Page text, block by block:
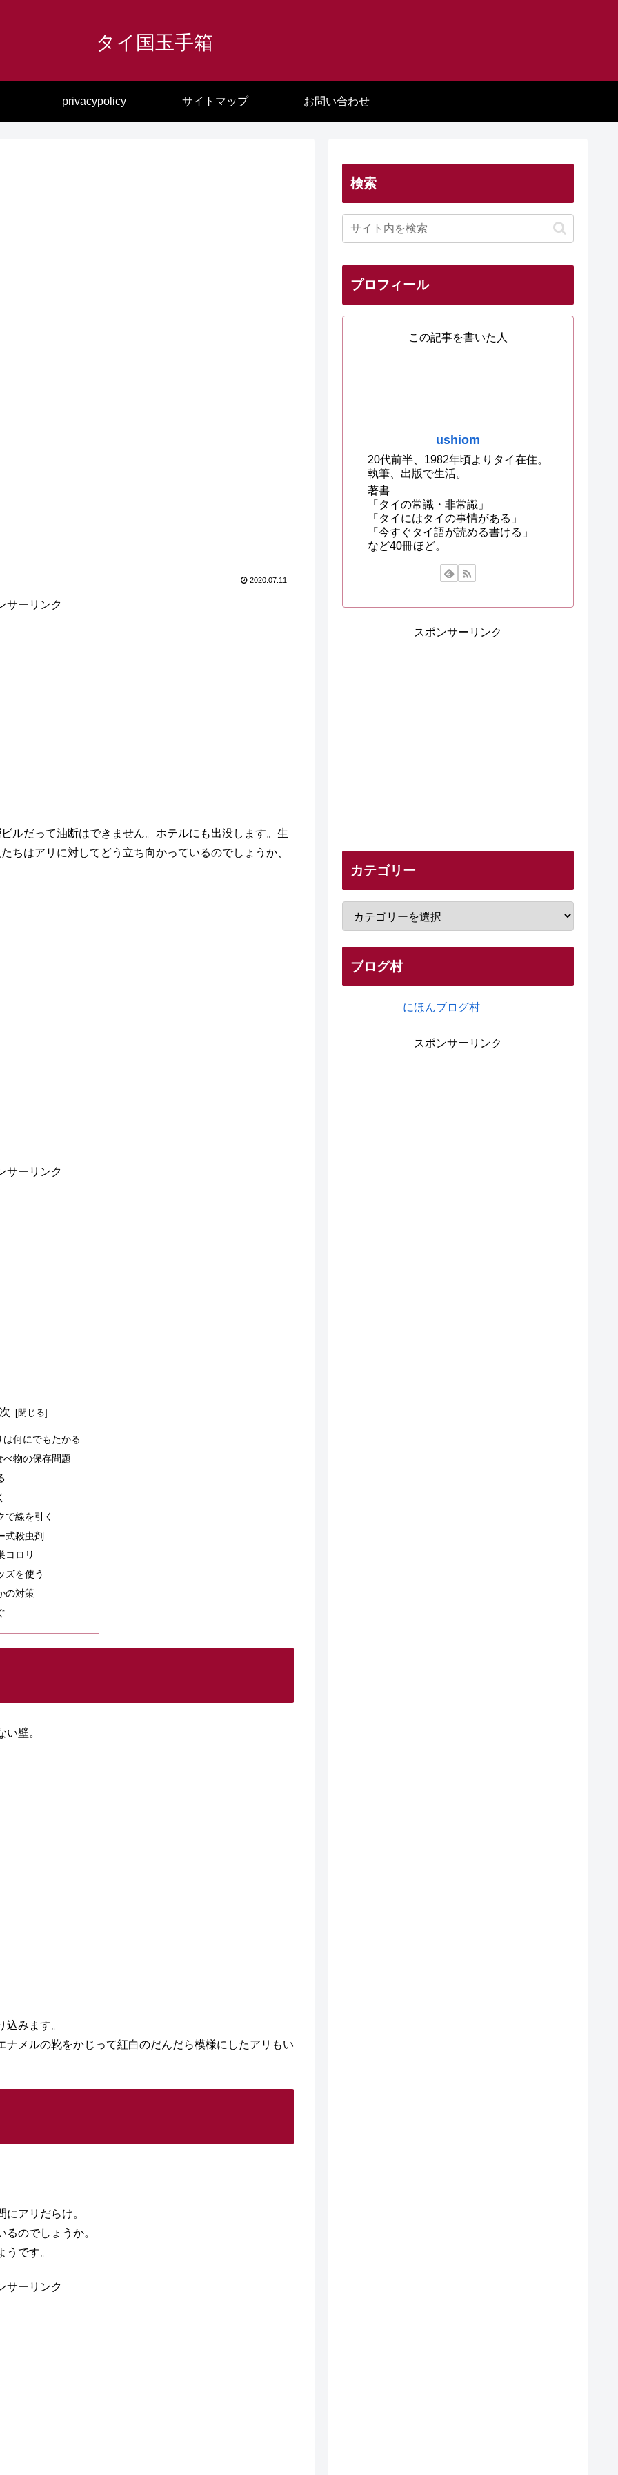
タイ国玉手箱
privacypolicy サイトマップ お問い合わせ
2020.07.11
サーリンク
ルだって油断はできません。ホテルにも出没します。生
ちはアリに対してどう立ち向かっているのでしょうか、
サーリンク
は何にでもたかる
べ物の保存問題
で線を引く
式殺虫剤
コロリ
ズを使う
の対策
壁。
みます。
メルの靴をかじって紅白のだんだら模様にしたアリもい
アリだらけ。
のでしょうか。
です。
サーリンク
検索
プロフィール
この記事を書いた人
ushiom
20代前半、1982年頃よりタイ在住。
執筆、出版で生活。
著書
「タイの常識・非常識」
「タイにはタイの事情がある」
「今すぐタイ語が読める書ける」
など40冊ほど。
スポンサーリンク
カテゴリー
ブログ村
にほんブログ村
スポンサーリンク